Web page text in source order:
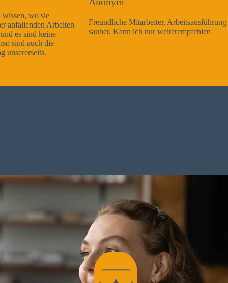
Freundliche Mitarbeiter, Arbeitsausführung sehr gut und sehr
sauber, Kann ich nur weiterempfehlen